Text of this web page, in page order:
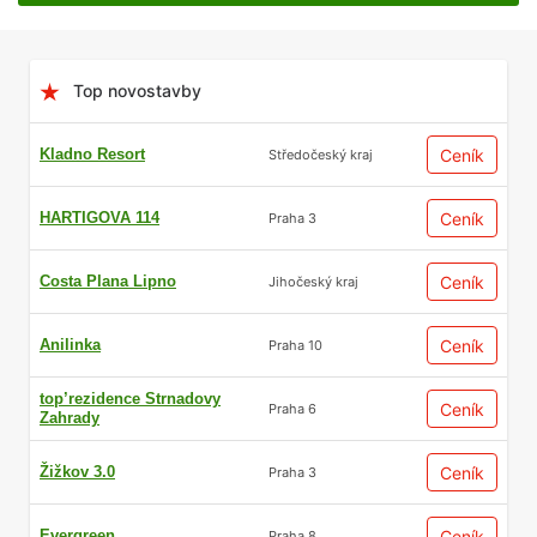
Top novostavby
Kladno Resort Středočeský kraj Ceník
HARTIGOVA 114 Praha 3 Ceník
Costa Plana Lipno Jihočeský kraj Ceník
Anilinka Praha 10 Ceník
top’rezidence Strnadovy
Zahrady
Praha 6 Ceník
Žižkov 3.0 Praha 3 Ceník